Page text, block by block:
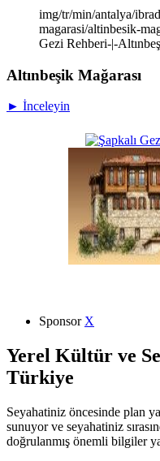
img/tr/min/antalya/
magarasi/altinbesik-
Gezi Rehberi-|-
Altınbeşik Mağarası
► İnceleyin
SponsorX
Yerel Kültür ve
Türkiye
Seyahatiniz öncesinde plan
sunuyor ve seyahatiniz
doğrulanmış önemli bilgiler